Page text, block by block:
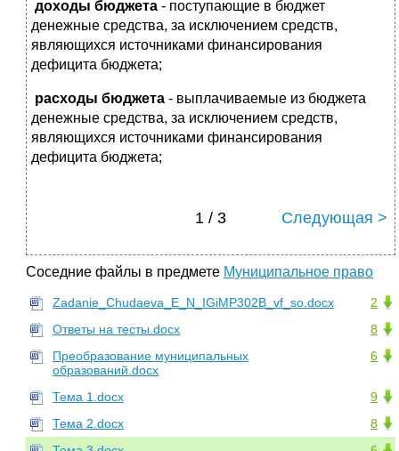
доходы бюджета - поступающие в бюджет
денежные средства, за исключением средств,
являющихся источниками финансирования
дефицита бюджета;
расходы бюджета - выплачиваемые из бюджета
денежные средства, за исключением средств,
являющихся источниками финансирования
дефицита бюджета;
1 / 3 Следующая >
Соседние файлы в предмете Муниципальное право
2
Zadanie_Chudaeva_E_N_IGiMP302B_vf_so.docx
8
Ответы на тесты.docx
6
Преобразование муниципальных
образований.docx
9
Тема 1.docx
8
Тема 2.docx